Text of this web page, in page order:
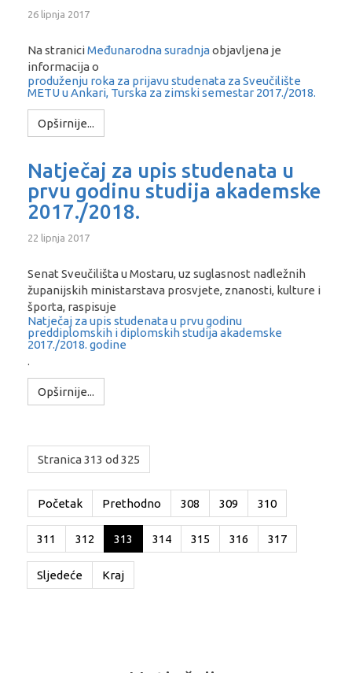
26 lipnja 2017
Na straniciMeđunarodna suradnjaobjavljena je
informacija o
produženju roka za prijavu studenata za Sveučilište
METU u Ankari, Turska za zimski semestar 2017./2018.
Opširnije...
Natječaj za upis studenata u
prvu godinu studija akademske
2017./2018.
22 lipnja 2017
Senat Sveučilišta u Mostaru, uz suglasnost nadležnih
županijskih ministarstava prosvjete, znanosti, kulture i
športa, raspisuje
Natječaj za upis studenata u prvu godinu
preddiplomskih i diplomskih studija akademske
2017./2018. godine
.
Opširnije...
Stranica 313 od 325
Početak Prethodno 308 309 310
311 312 313 314 315 316 317
Sljedeće Kraj